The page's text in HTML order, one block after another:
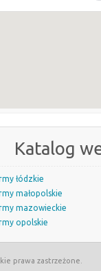
Katalog
łódzkie
małopolskie
mazowieckie
opolskie
prawa zastrzeżone.